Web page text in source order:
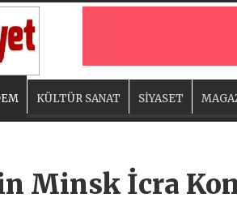
KÜLTÜR SANAT SİYASET
Minsk İcra